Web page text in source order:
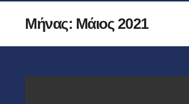
Μήνας: Μάιος 2021